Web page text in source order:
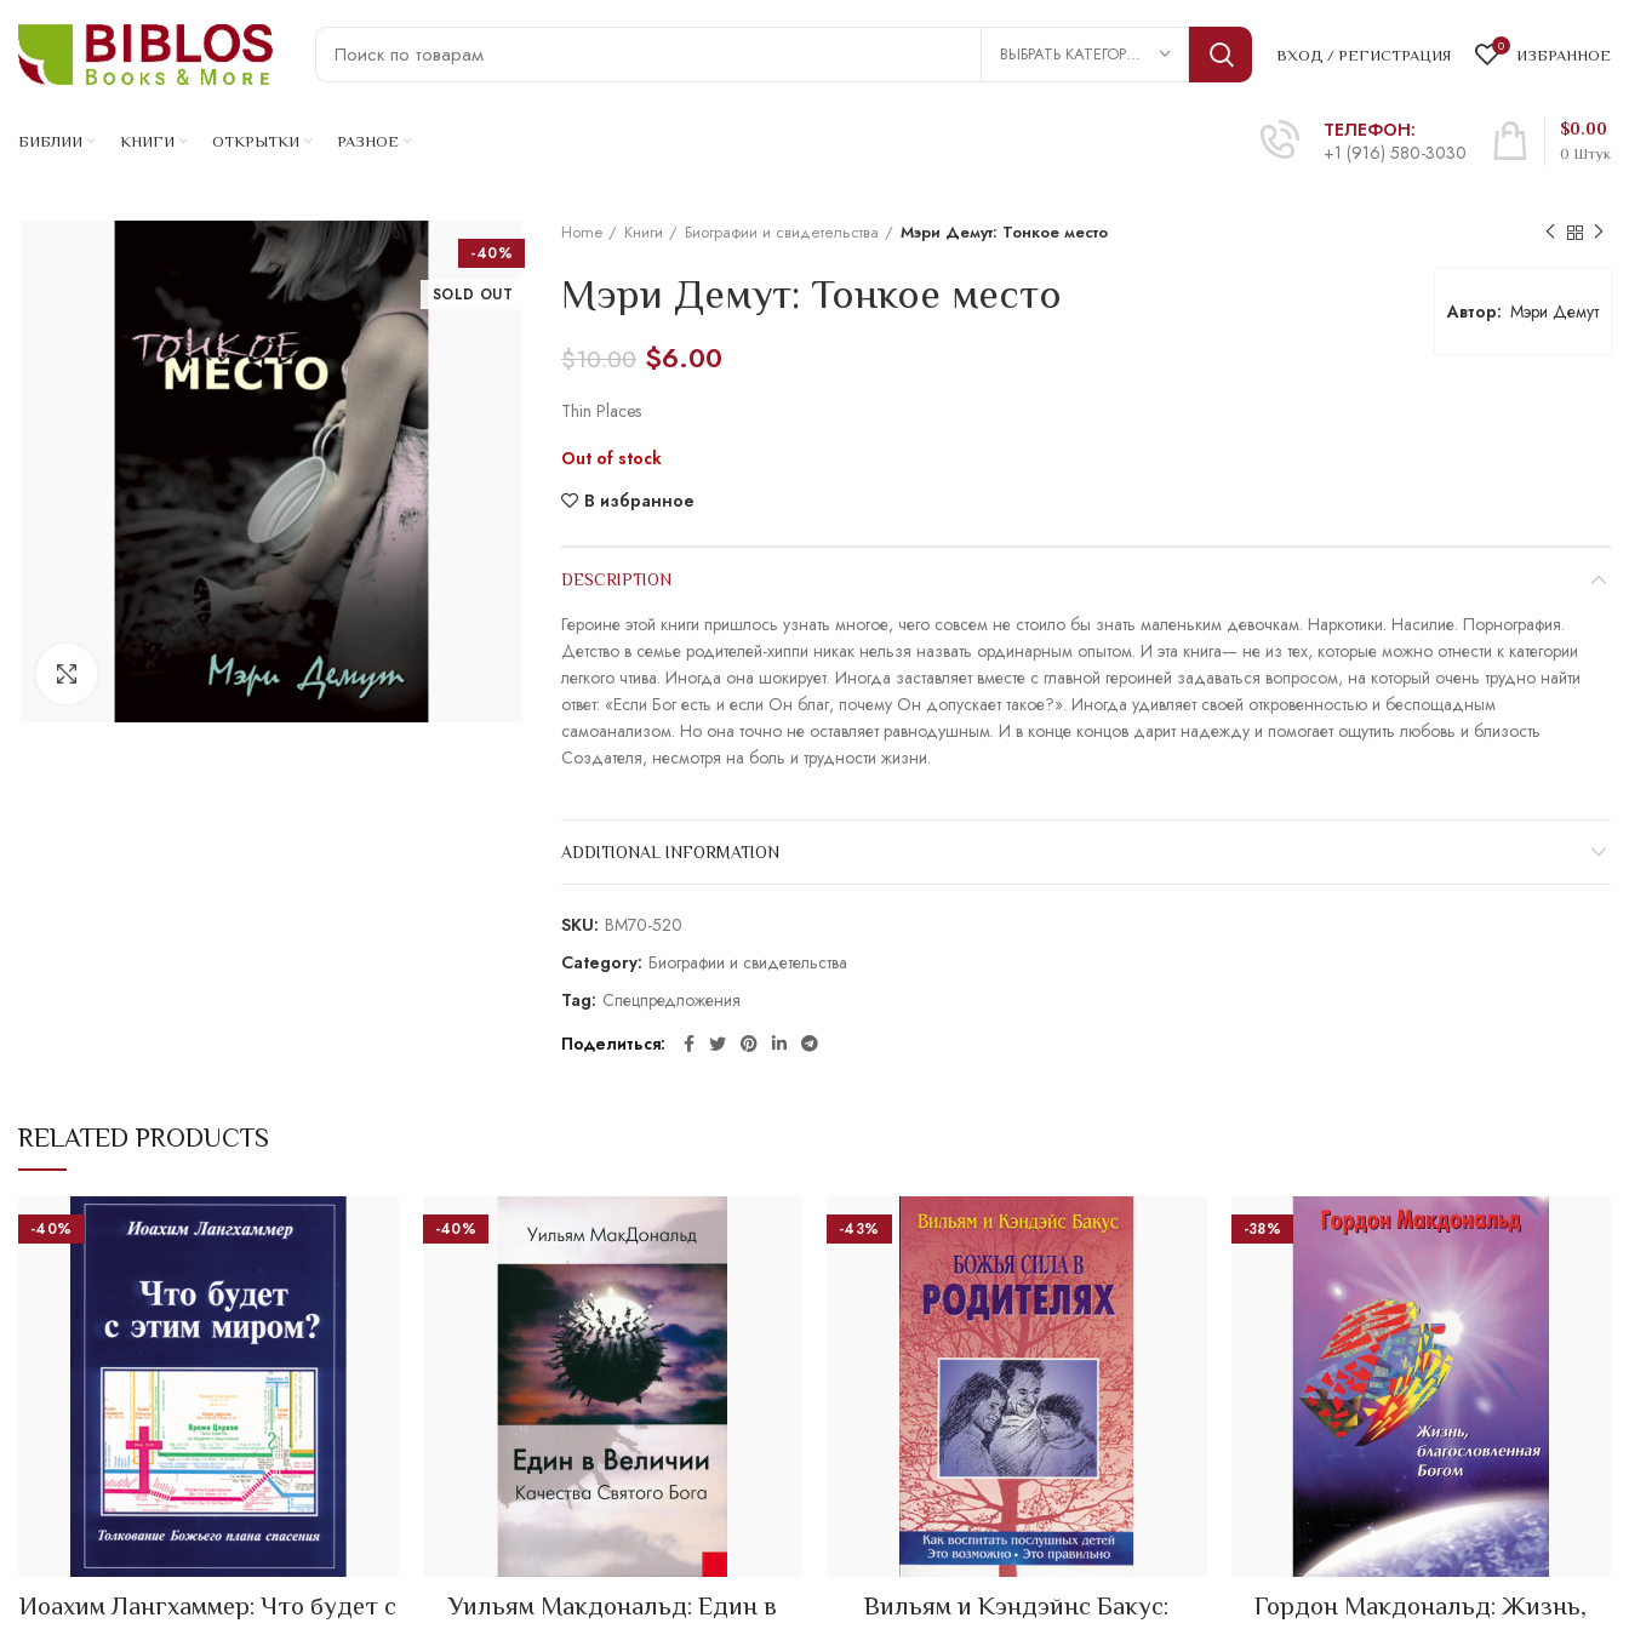
ВЫБРАТЬ КАТЕГОРИЮ ВХОД / РЕГИСТРАЦИЯ 0 ИЗБРАННОЕ
БИБЛИИ КНИГИ ОТКРЫТКИ РАЗНОЕ
ТЕЛЕФОН:
+1 (916) 580-3030
0 Штук
$0.00
-40%
SOLD OUT
Home Книги Биографии и свидетельства Мэри Демут: Тонкое место
Мэри Демут
Мэри Демут: Тонкое место
$10.00 $6.00
Thin Places
Out of stock
В избранное
DESCRIPTION
Героине этой книги пришлось узнать многое, чего совсем не стоило бы знать маленьким девочкам. Наркотики. Насилие. Порнография.
Детство в семье родителей-хиппи никак нельзя назвать ординарным опытом. И эта книга— не из тех, которые можно отнести к категории
легкого чтива. Иногда она шокирует. Иногда заставляет вместе с главной героиней задаваться вопросом, на который очень трудно найти
ответ: «Если Бог есть и если Он благ, почему Он допускает такое?». Иногда удивляет своей откровенностью и беспощадным
самоанализом. Но она точно не оставляет равнодушным. И в конце концов дарит надежду и помогает ощутить любовь и близость
Создателя, несмотря на боль и трудности жизни.
ADDITIONAL INFORMATION
SKU: BM70-520
Category: Биографии и свидетельства
Tag: Спецпредложения
Поделиться
RELATED PRODUCTS
-40%
ADD TO CART
Иоахим Лангхаммер: Что будет с
-40%
ADD TO CART
Уильям Макдональд: Един в
-43%
ADD TO CART
Вильям и Кэндэйнс Бакус:
-38%
ADD TO CART
Гордон Макдональд: Жизнь,